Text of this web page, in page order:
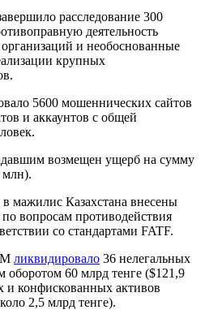
расследование 300
деятельность
и необоснованные
крупных
5600 мошеннических сайтов
и аккаунтов с общей
возмещен ущерб на сумму
млн).
в мажилис Казахстана внесены
вопросам противодействия
со стандартами FATF.
ликвидировало 36 нелегальных
60 млрд тенге ($121,9
конфискованных активов
2,5 млрд тенге).